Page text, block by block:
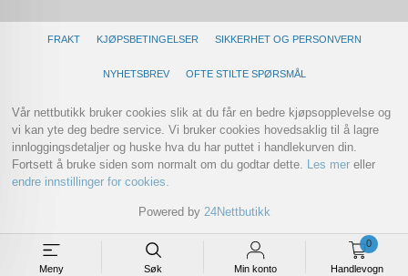
Meny Søk Min konto Handlevogn
0
FRAKT KJØPSBETINGELSER SIKKERHET OG PERSONVERN
NYHETSBREV OFTE STILTE SPØRSMÅL
Vår nettbutikk bruker cookies slik at du får en bedre kjøpsopplevelse og
vi kan yte deg bedre service. Vi bruker cookies hovedsaklig til å lagre
innloggingsdetaljer og huske hva du har puttet i handlekurven din.
Fortsett å bruke siden som normalt om du godtar dette. Les mer eller
endre innstillinger for cookies.
Powered by 24Nettbutikk